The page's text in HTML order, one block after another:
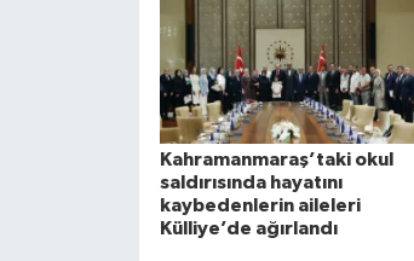
Kahramanmaraş’taki okul
saldırısında hayatını
kaybedenlerin aileleri
Külliye’de ağırlandı